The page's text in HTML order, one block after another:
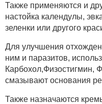
Также применяются и
настойка календулы,
зеленки или другого
Для улучшения
ним и паразитов,
Карбохол,Физостигмин,
смазывают основания
Также назначаются